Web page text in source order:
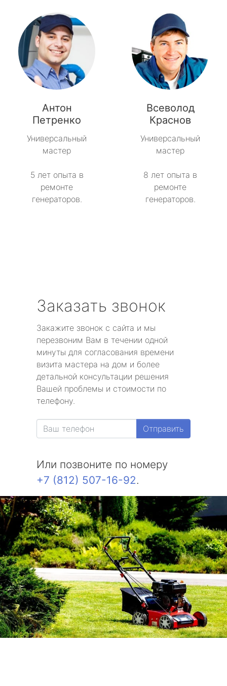
Антон
Петренко
Универсальный
мастер
5 лет опыта в
ремонте
генераторов.
Всеволод
Краснов
Универсальный
мастер
8 лет опыта в
ремонте
генераторов.
Заказать звонок
Закажите звонок с сайта и мы
перезвоним Вам в течении одной
минуты для согласования времени
визита мастера на дом и более
детальной консультации решения
Вашей проблемы и стоимости по
телефону.
Отправить
Или позвоните по номеру
+7 (812) 507-16-92.